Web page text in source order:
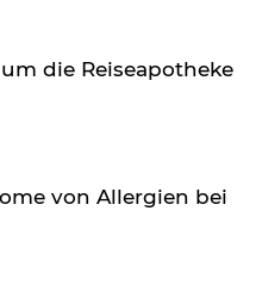
die Reiseapotheke
von Allergien bei